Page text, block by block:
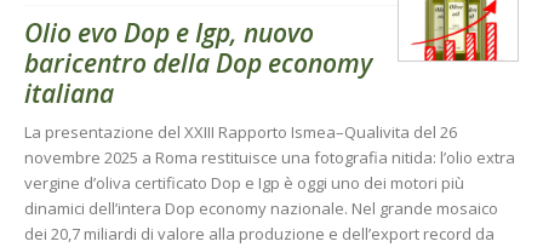
Olio evo Dop e Igp, nuovo
baricentro della Dop economy
italiana
La presentazione del XXIII Rapporto Ismea–Qualivita del 26
novembre 2025 a Roma restituisce una fotografia nitida: l’olio extra
vergine d’oliva certificato Dop e Igp è oggi uno dei motori più
dinamici dell’intera Dop economy nazionale. Nel grande mosaico
dei 20,7 miliardi di valore alla produzione e dell’export record da